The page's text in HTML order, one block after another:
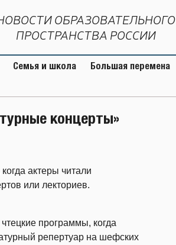
ОБРАЗОВАТЕЛЬНОГО
ПРОСТРАНСТВА РОССИИ
Семья и школа Большая перемена
концерты»
актеры читали
или лекториев.
программы, когда
репертуар на шефских